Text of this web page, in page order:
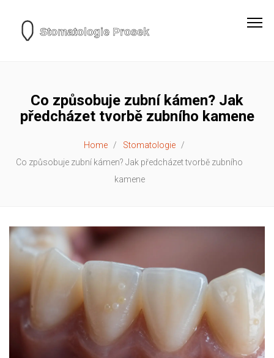
Co způsobuje zubní kámen? Jak
předcházet tvorbě zubního kamene
Home
Stomatologie
Co způsobuje zubní kámen? Jak předcházet tvorbě zubního
kamene